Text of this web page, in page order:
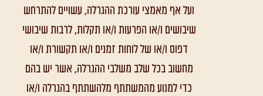
ועל אף מאמצי עורכת ההגרלה, עשויים להתרחש
שיבושים ו/או הפרעות ו/או תקלות, לרבות שיבושי
דפוס ו/או של לוחות זמנים ו/או תקשורת ו/או
מחשוב בכל שלב משלבי ההגרלה, אשר יש בהם
כדי למנוע מהמשתתף מלהשתתף בהגרלה ו/או